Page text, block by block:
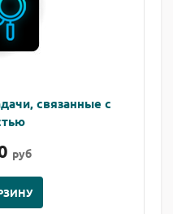
связанные с
руб